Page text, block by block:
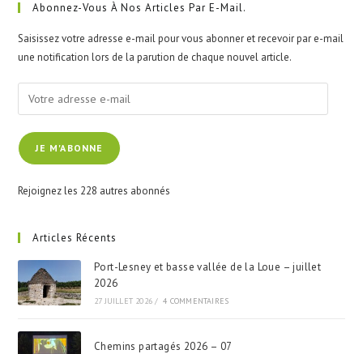
Abonnez-Vous À Nos Articles Par E-Mail.
Saisissez votre adresse e-mail pour vous abonner et recevoir par e-mail
une notification lors de la parution de chaque nouvel article.
Votre
adresse
e-
mailJE M'ABONNE
Rejoignez les 228 autres abonnés
Articles Récents
Port-Lesney et basse vallée de la Loue – juillet
2026
27 JUILLET 2026 / 4 COMMENTAIRES
Chemins partagés 2026 – 07